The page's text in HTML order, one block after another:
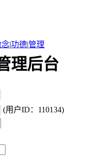
念|功德|管理
理后台
(用户ID：110134)